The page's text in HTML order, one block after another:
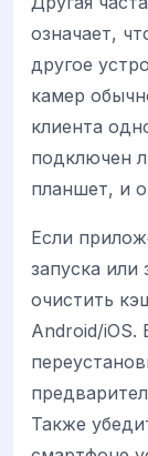
означает,
другое
камер
клиента
подключен
планшет, и
Если
запуска или
очистить
Android/iOS.
Также